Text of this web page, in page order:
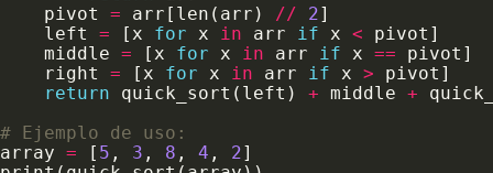
    pivot
= arr[len(arr) // 2
    left
= [x for x in arr if x <
    middle
= [x for x in arr if x ==
    right
= [x for x in arr if x >
return quick_sort(left) + middle +
# Ejemplo de uso:
array = [ 5 , 3 , 8 , 4 , 2